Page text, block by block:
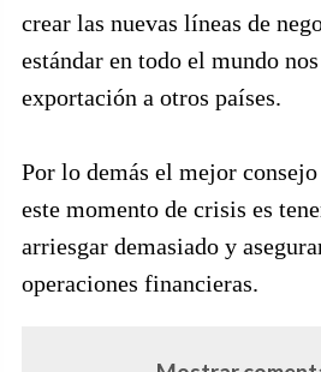
crear las nuevas líneas de
estándar en todo el mundo
exportación a otros países.
Por lo demás el mejor consejo
este momento de crisis es
arriesgar demasiado y
operaciones financieras.